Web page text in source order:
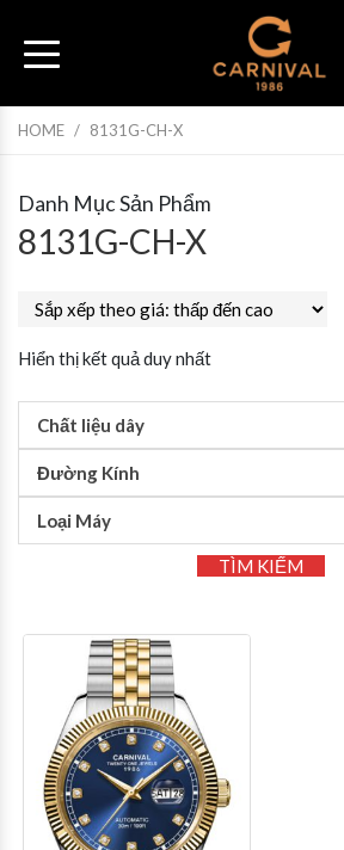
HOME / 8131G-CH-X
Danh Mục Sản Phẩm
8131G-CH-X
Hiển thị kết quả duy nhất
Chất liệu dây
Đường Kính
Loại Máy
TÌM KIẾM